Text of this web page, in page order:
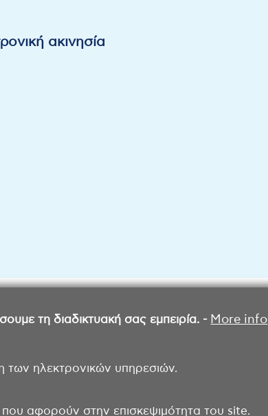
τη διαδικτυακή σας εμπειρία. - More info
των ηλεκτρονικών υπηρεσιών.
που αφορούν στην επισκεψιμότητα του site.
ακινησία